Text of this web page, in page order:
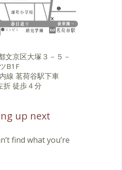
文京区大塚３－５－
B1F
線 茗荷谷駅下車
折 徒歩４分
up next
find what you’re